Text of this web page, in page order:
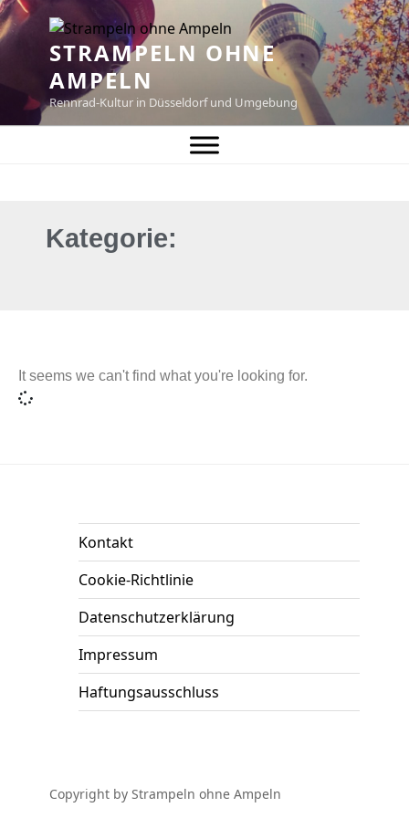
STRAMPELN OHNE
AMPELN
Rennrad-Kultur in Düsseldorf und Umgebung
Kategorie:
It seems we can't find what you're looking for.
Kontakt
Cookie-Richtlinie
Datenschutzerklärung
Impressum
Haftungsausschluss
Copyright by Strampeln ohne Ampeln